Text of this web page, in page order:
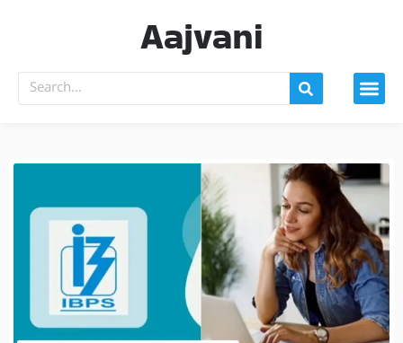
Aajvani